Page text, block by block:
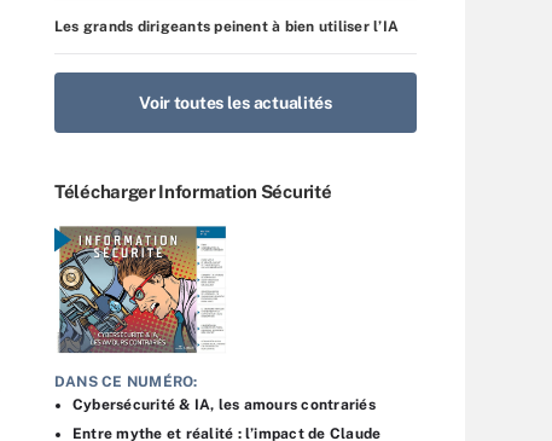
Les grands dirigeants peinent à bien utiliser l’IA
Voir toutes les actualités
Télécharger Information Sécurité
DANS CE NUMÉRO:
Cybersécurité & IA, les amours contrariés
Entre mythe et réalité : l’impact de Claude